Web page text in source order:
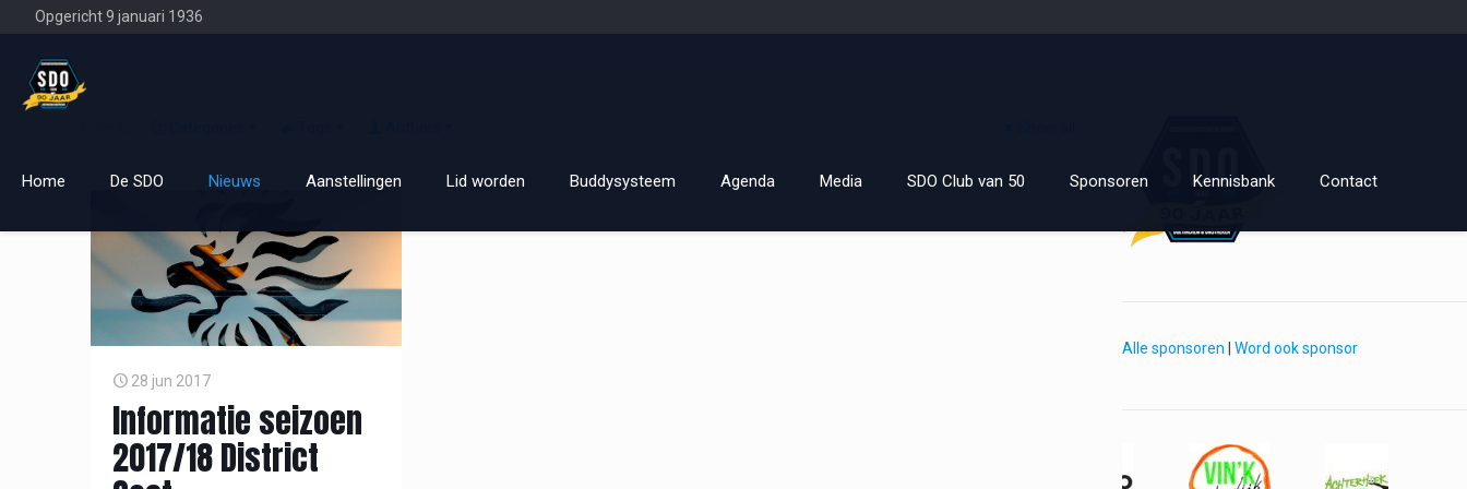
Opgericht 9 januari 1936
Home De SDO Nieuws Aanstellingen Lid worden Buddysysteem Agenda Media SDO Club van 50 Sponsoren Kennisbank Contact
28 jun 2017
Informatie seizoen
2017/18 District
Alle sponsoren Word ook sponsor